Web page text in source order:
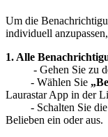
Um die
individuell
1. Alle
- Gehen Sie zu
- Wählen Sie
Laurastar App in der
- Schalten Sie die
Belieben ein oder aus.